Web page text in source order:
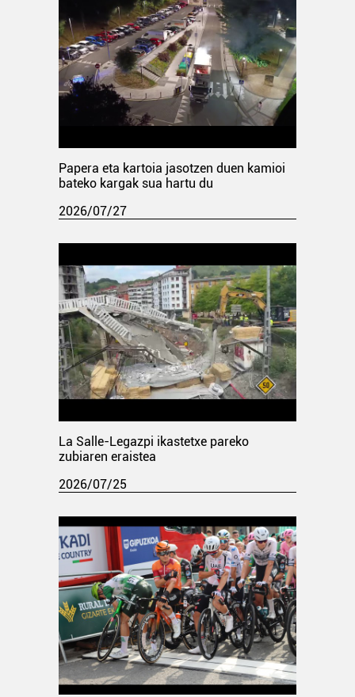
Papera eta kartoia jasotzen duen kamioi
bateko kargak sua hartu du
2026/07/27
La Salle-Legazpi ikastetxe pareko
zubiaren eraistea
2026/07/25